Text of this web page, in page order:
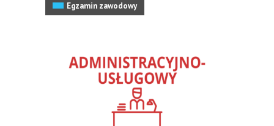
Egzamin zawodowy